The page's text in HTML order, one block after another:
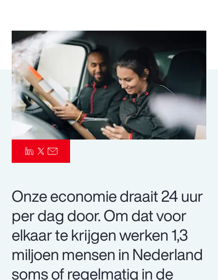
Benefits
Pay Transparency
Parametrics
Risk Management
Onze economie draait 24 uur
per dag door. Om dat voor
elkaar te krijgen werken 1,3
miljoen mensen in Nederland
soms of regelmatig in de